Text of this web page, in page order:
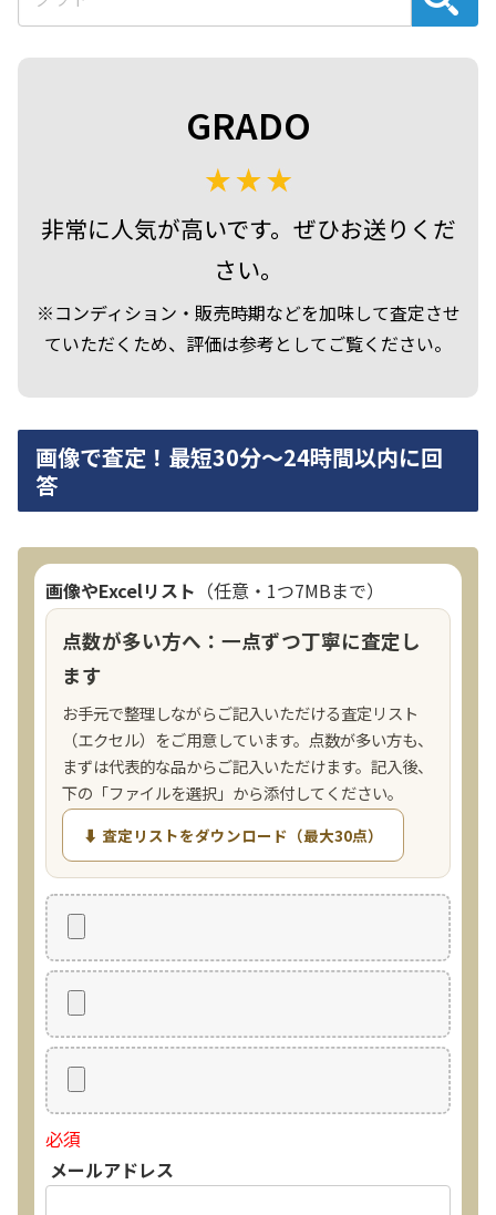
GRADO GR10e
audio20221218-49
audio20221218-50
20 件中 1 から 20 まで表示
GRADO
非常に人気が高いです。ぜひお送りくだ
さい。
※コンディション・販売時期などを加味して査定させ
ていただくため、評価は参考としてご覧ください。
画像で査定！最短30分～24時間以内に回
答
画像やExcelリスト （任意・1つ7MBまで）
点数が多い方へ：一点ずつ丁寧に査定し
ます
お手元で整理しながらご記入いただける査定リスト
（エクセル）をご用意しています。点数が多い方も、
まずは代表的な品からご記入いただけます。記入後、
下の「ファイルを選択」から添付してください。
⬇ 査定リストをダウンロード（最大30点）
必須
メールアドレス